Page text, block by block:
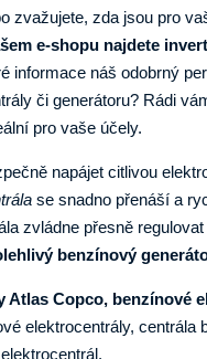
zvažujete, zda jsou pro
e-shopu najdete
informace náš odobrný
či generátoru? Rádi
pro vaše účely.
napájet citlivou
se snadno přenáší a
zvládne přesně
benzínový
Atlas Copco, benzínové
elektrocentrály,